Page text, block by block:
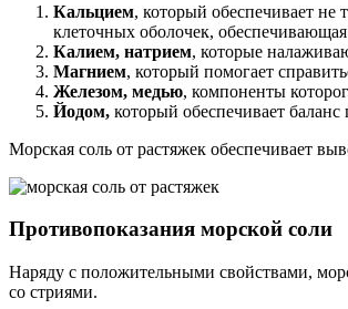
Кальцием, который обеспечивает не
клеточных оболочек,
Калием, натрием, которые
Магнием, который помогает
Железом, медью, компоненты
Йодом, который обеспечивает
Морская соль от растяжек обеспечивает
Противопоказания морской соли
Наряду с положительными свойствами,
со стриями.